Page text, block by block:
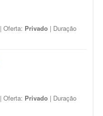
| Oferta: Privado | Duração
| Oferta: Privado | Duração